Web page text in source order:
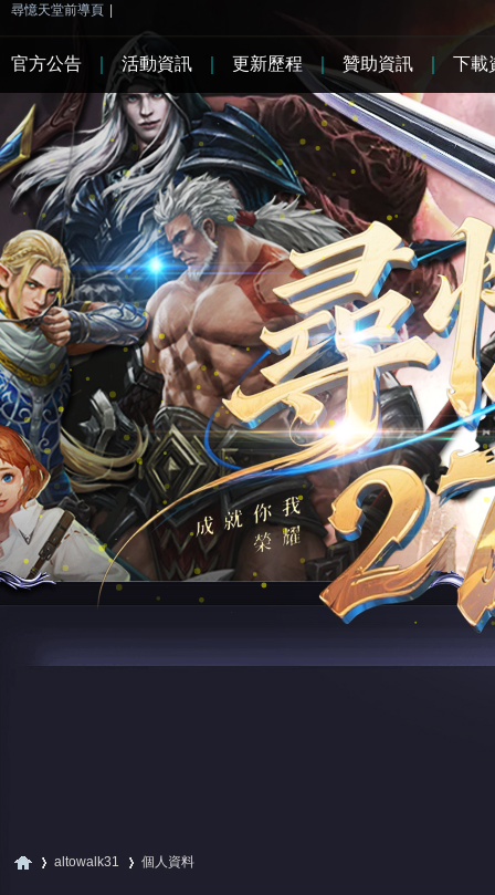
尋憶天堂前導頁
altowalk31 個人資料